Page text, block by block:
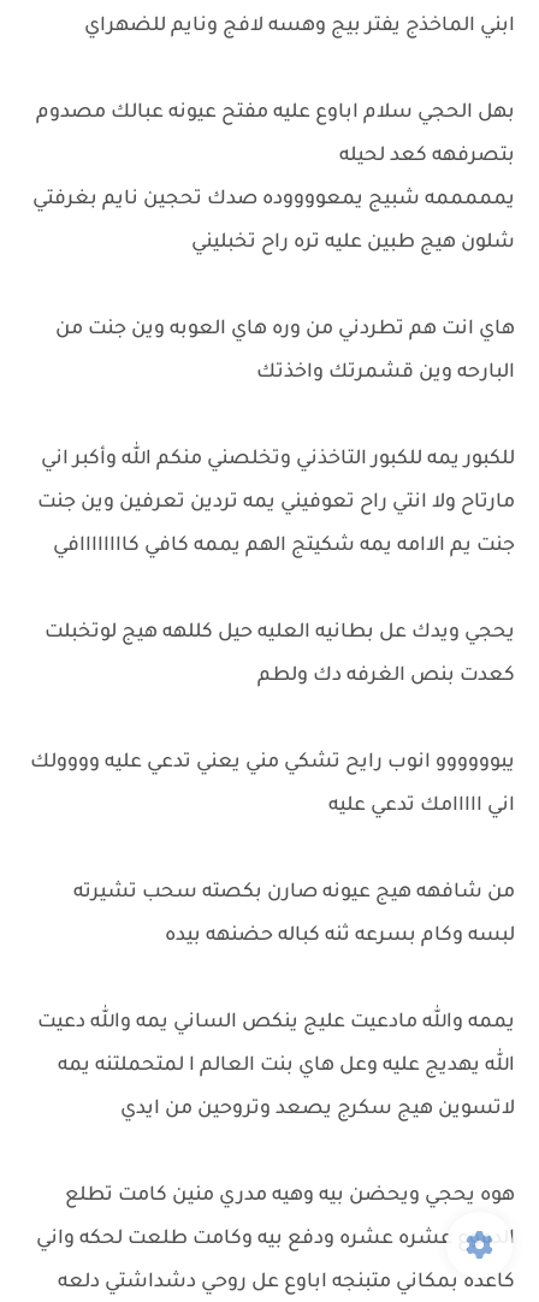
ابني الماخذج يفتر بيج وهسه لافج ونايم للضهراي
بهل الحجي سلام اباوع عليه مفتح عيونه عبالك مصدوم
بتصرفهه كعد لحيله
يمممممه شبيج يمعووووده صدك تحجين نايم بغرفتي
شلون هيج طبين عليه تره راح تخبليني
هاي انت هم تطردني من وره هاي العوبه وين جنت من
البارحه وين قشمرتك واخذتك
للكبور يمه للكبور التاخذني وتخلصني منكم الله وأكبر اني
مارتاح ولا انتي راح تعوفيني يمه تردين تعرفين وين جنت
جنت يم الاامه يمه شكيتج الهم يممه كافي كاااااااافي
يحجي ويدك عل بطانيه العليه حيل كللهه هيج لوتخبلت
كعدت بنص الغرفه دك ولطم
يبوووووو انوب رايح تشكي مني يعني تدعي عليه وووولك
اني ااااامك تدعي عليه
من شافهه هيج عيونه صارن بكصته سحب تشيرته
لبسه وكام بسرعه ثنه كباله حضنهه بيده
يممه والله مادعيت عليج ينكص الساني يمه والله دعيت
الله يهديج عليه وعل هاي بنت العالم ا لمتحملتنه يمه
لاتسوين هيج سكرج يصعد وتروحين من ايدي
هوه يحجي ويحضن بيه وهيه مدري منين كامت تطلع
الدموع عشره عشره ودفع بيه وكامت طلعت لحكه واني
كاعده بمكاني متبنجه اباوع عل روحي دشداشتي دلعه